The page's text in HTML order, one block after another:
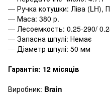
— Ручка котушки: Ліва (LH),
— Маса: 380 р.
— Лесоемкость: 0.25-290/
— Запасна шпулі: Немає
— Діаметр шпулі: 50 мм
Гарантія: 12 місяців
Виробник: Brain